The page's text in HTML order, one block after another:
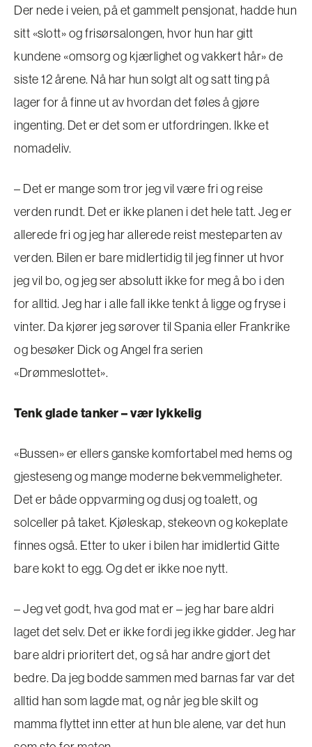
Der nede i veien, på et gammelt pensjonat, hadde hun
sitt «slott» og frisørsalongen, hvor hun har gitt
kundene «omsorg og kjærlighet og vakkert hår» de
siste 12 årene. Nå har hun solgt alt og satt ting på
lager for å finne ut av hvordan det føles å gjøre
ingenting. Det er det som er utfordringen. Ikke et
nomadeliv.
– Det er mange som tror jeg vil være fri og reise
verden rundt. Det er ikke planen i det hele tatt. Jeg er
allerede fri og jeg har allerede reist mesteparten av
verden. Bilen er bare midlertidig til jeg finner ut hvor
jeg vil bo, og jeg ser absolutt ikke for meg å bo i den
for alltid. Jeg har i alle fall ikke tenkt å ligge og fryse i
vinter. Da kjører jeg sørover til Spania eller Frankrike
og besøker Dick og Angel fra serien
«Drømmeslottet».
Tenk glade tanker – vær lykkelig
«Bussen» er ellers ganske komfortabel med hems og
gjesteseng og mange moderne bekvemmeligheter.
Det er både oppvarming og dusj og toalett, og
solceller på taket. Kjøleskap, stekeovn og kokeplate
finnes også. Etter to uker i bilen har imidlertid Gitte
bare kokt to egg. Og det er ikke noe nytt.
– Jeg vet godt, hva god mat er – jeg har bare aldri
laget det selv. Det er ikke fordi jeg ikke gidder. Jeg har
bare aldri prioritert det, og så har andre gjort det
bedre. Da jeg bodde sammen med barnas far var det
alltid han som lagde mat, og når jeg ble skilt og
mamma flyttet inn etter at hun ble alene, var det hun